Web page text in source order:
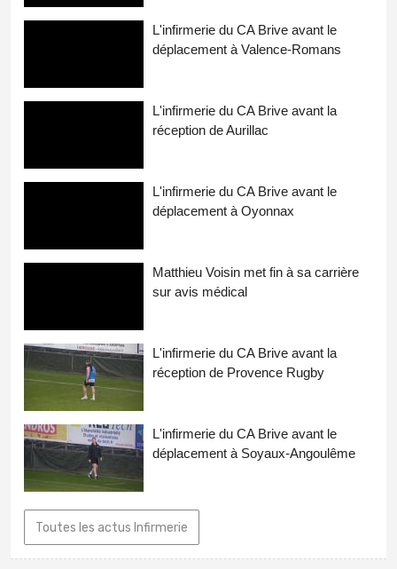
L'infirmerie du CA Brive avant le
déplacement à Valence-Romans
L'infirmerie du CA Brive avant la
réception de Aurillac
L'infirmerie du CA Brive avant le
déplacement à Oyonnax
Matthieu Voisin met fin à sa carrière
sur avis médical
L'infirmerie du CA Brive avant la
réception de Provence Rugby
L'infirmerie du CA Brive avant le
déplacement à Soyaux-Angoulême
Toutes les actus Infirmerie